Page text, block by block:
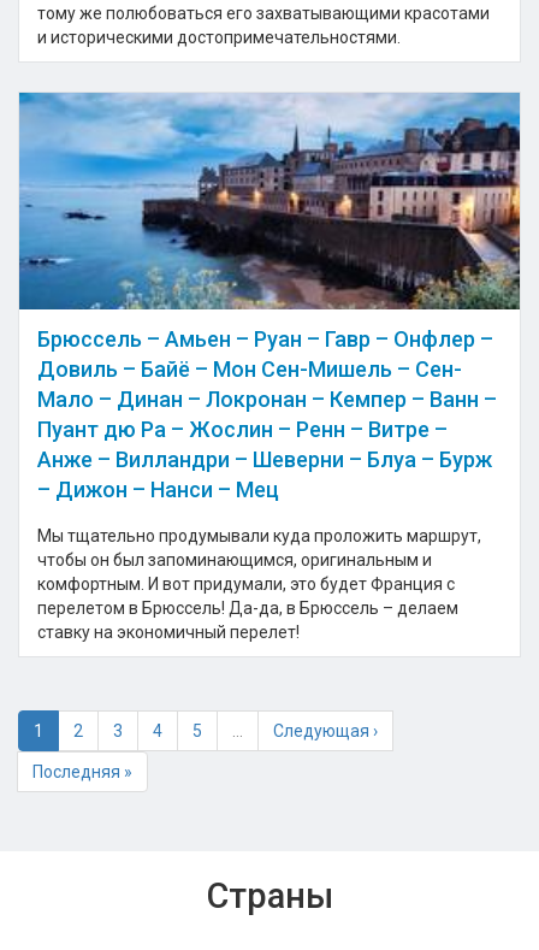
тому же полюбоваться его захватывающими красотами
и историческими достопримечательностями.
Брюссель – Амьен – Руан – Гавр – Онфлер –
Довиль – Байё – Мон Сен-Мишель – Сен-
Мало – Динан – Локронан – Кемпер – Ванн –
Пуант дю Ра – Жослин – Ренн – Витре –
Анже – Вилландри – Шеверни – Блуа – Бурж
– Дижон – Нанси – Мец
Мы тщательно продумывали куда проложить маршрут,
чтобы он был запоминающимся, оригинальным и
комфортным. И вот придумали, это будет Франция с
перелетом в Брюссель! Да-да, в Брюссель – делаем
ставку на экономичный перелет!
1 2 3 4 5 Следующая ›
Последняя »
Страны